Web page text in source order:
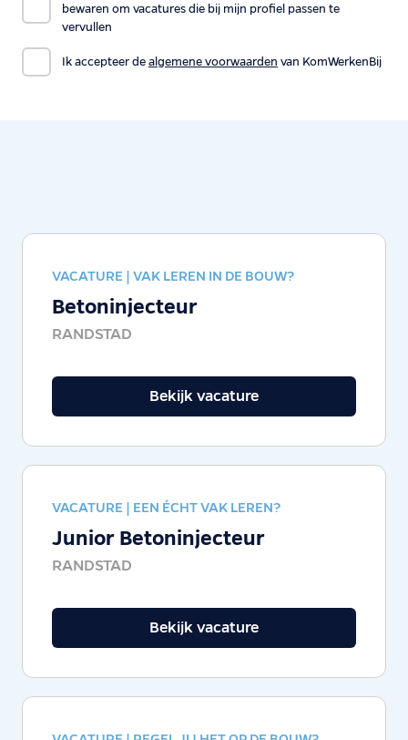
bewaren om vacatures die bij mijn profiel passen te
vervullen
Ik accepteer de algemene voorwaarden van KomWerkenBij
VACATURE | VAK LEREN IN DE BOUW?
Betoninjecteur
RANDSTAD
Bekijk vacature
VACATURE | EEN ÉCHT VAK LEREN?
Junior Betoninjecteur
RANDSTAD
Bekijk vacature